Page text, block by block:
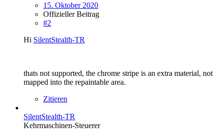
15. Oktober 2020
Offizieller Beitrag
#2
Hi SilentStealth-TR
thats not supported, the chrome stripe is an extra material, not
mapped into the repaintable area.
Zitieren
SilentStealth-TR
Kehrmaschinen-Steuerer